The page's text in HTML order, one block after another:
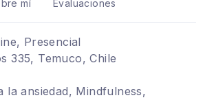
mí Evaluaciones
Presencial
335, Temuco, Chile
la ansiedad, Mindfulness,